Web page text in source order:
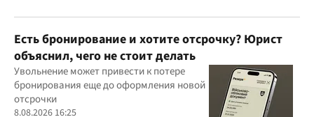
Есть бронирование и хотите отсрочку? Юрист
объяснил, чего не стоит делать
Увольнение может привести к потере
бронирования еще до оформления новой
отсрочки
8.08.2026 16:25